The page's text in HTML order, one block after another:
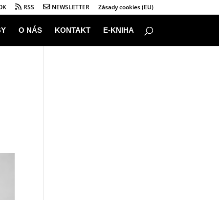
RSS NEWSLETTER Zásady cookies (EU)
O NÁS KONTAKT E-KNIHA